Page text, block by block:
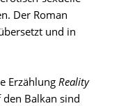
Der Roman
und in
ErzählungReality
Balkan sind